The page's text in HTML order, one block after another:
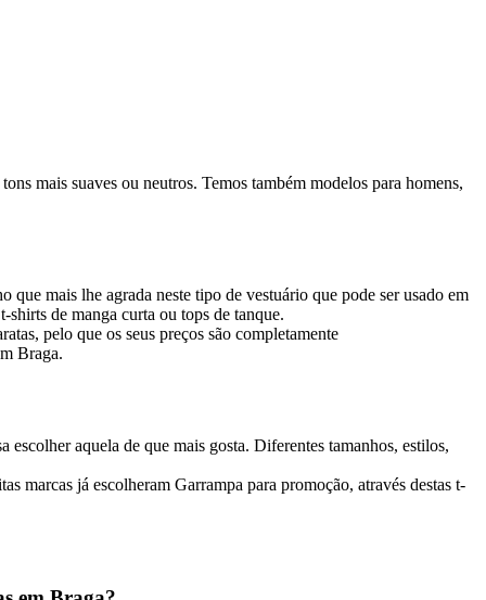
mais suaves ou neutros. Temos também modelos para homens,
mais lhe agrada neste tipo de vestuário que pode ser usado em
de manga curta ou tops de tanque.
pelo que os seus preços são completamente
Braga.
aquela de que mais gosta. Diferentes tamanhos, estilos,
marcas já escolheram Garrampa para promoção, através destas t-